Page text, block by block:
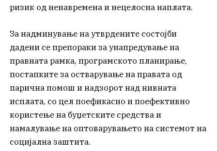
ризик од ненавремена и нецелосна наплата.
За надминување на утврдените состојби
дадени се препораки за унапредување на
правната рамка, програмското планирање,
постапките за остварување на правата од
парична помош и надзорот над нивната
исплата, со цел поефикасно и поефективно
користење на буџетските средства и
намалување на оптоварувањето на системот на
социјална заштита.